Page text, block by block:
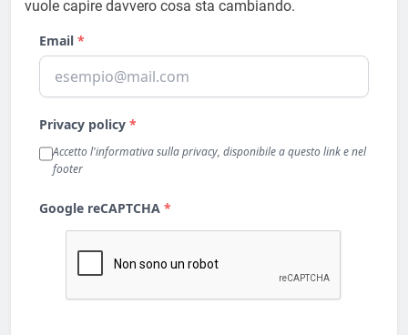
vuole capire davvero cosa sta cambiando.